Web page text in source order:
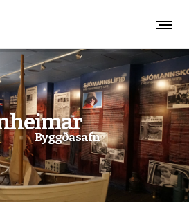
Byggðasafn